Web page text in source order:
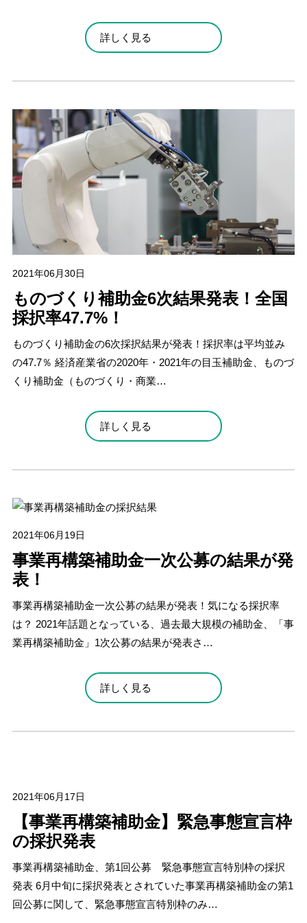
詳しく見る
2021年06月30日
ものづくり補助金6次結果発表！全国
採択率47.7%！
ものづくり補助金の6次採択結果が発表！採択率は平均並み
の47.7％ 経済産業省の2020年・2021年の目玉補助金、ものづ
くり補助金（ものづくり・商業…
詳しく見る
2021年06月19日
事業再構築補助金一次公募の結果が発
表！
事業再構築補助金一次公募の結果が発表！気になる採択率
は？ 2021年話題となっている、過去最大規模の補助金、「事
業再構築補助金」1次公募の結果が発表さ…
詳しく見る
2021年06月17日
【事業再構築補助金】緊急事態宣言枠
の採択発表
事業再構築補助金、第1回公募 緊急事態宣言特別枠の採択
発表 6月中旬に採択発表とされていた事業再構築補助金の第1
回公募に関して、緊急事態宣言特別枠のみ…